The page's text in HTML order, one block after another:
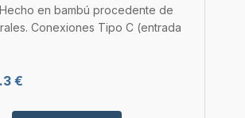
en bambú procedente de
Conexiones Tipo C (entrada
€